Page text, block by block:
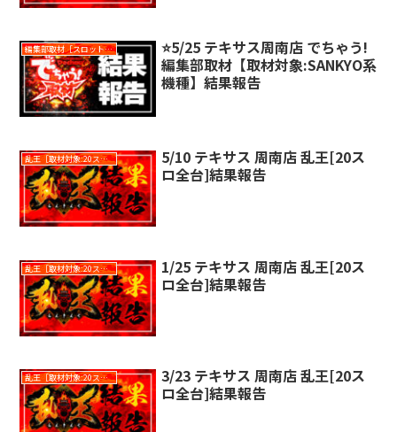
編集部取材［スロット対象機種アリ］
⭐️5/25 テキサス周南店 でちゃう!
編集部取材【取材対象:SANKYO系
機種】結果報告
乱王［取材対象:20スロ全台］
5/10 テキサス 周南店 乱王[20ス
ロ全台]結果報告
乱王［取材対象:20スロ全台］
1/25 テキサス 周南店 乱王[20ス
ロ全台]結果報告
乱王［取材対象:20スロ全台］
3/23 テキサス 周南店 乱王[20ス
ロ全台]結果報告